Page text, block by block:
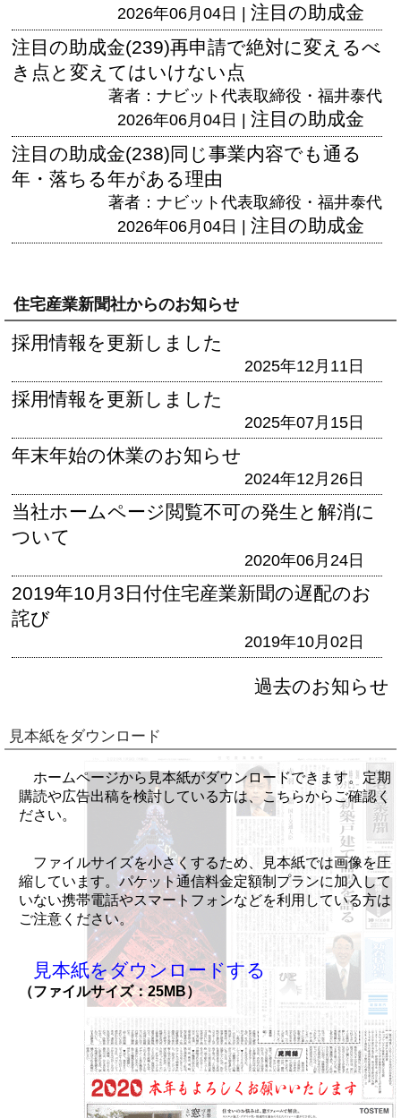
2026年06月04日 | 注目の助成金
注目の助成金(239)再申請で絶対に変えるべ
き点と変えてはいけない点
著者：ナビット代表取締役・福井泰代
2026年06月04日 | 注目の助成金
注目の助成金(238)同じ事業内容でも通る
年・落ちる年がある理由
著者：ナビット代表取締役・福井泰代
2026年06月04日 | 注目の助成金
住宅産業新聞社からのお知らせ
採用情報を更新しました
2025年12月11日
採用情報を更新しました
2025年07月15日
年末年始の休業のお知らせ
2024年12月26日
当社ホームページ閲覧不可の発生と解消に
ついて
2020年06月24日
2019年10月3日付住宅産業新聞の遅配のお
詫び
2019年10月02日
過去のお知らせ
見本紙をダウンロード
ホームページから見本紙がダウンロードできます。定期
購読や広告出稿を検討している方は、こちらからご確認く
ださい。
ファイルサイズを小さくするため、見本紙では画像を圧
縮しています。パケット通信料金定額制プランに加入して
いない携帯電話やスマートフォンなどを利用している方は
ご注意ください。
見本紙をダウンロードする
（ファイルサイズ：25MB）